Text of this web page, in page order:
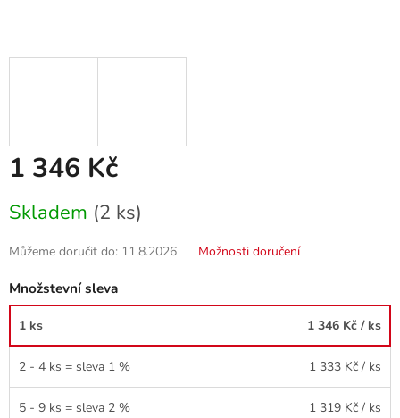
1 346 Kč
cena:
Skladem (2 ks)
Můžeme doručit do: 11.8.2026 Možnosti doručení
Množstevní sleva
1 ks 1 346 Kč / ks
2 - 4 ks = sleva 1 % 1 333 Kč / ks
5 - 9 ks = sleva 2 % 1 319 Kč / ks